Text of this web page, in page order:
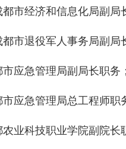
市经济和信息化局副局
市退役军人事务局副局
应急管理局副局长职务；
应急管理局总工程师职
业科技职业学院副院长